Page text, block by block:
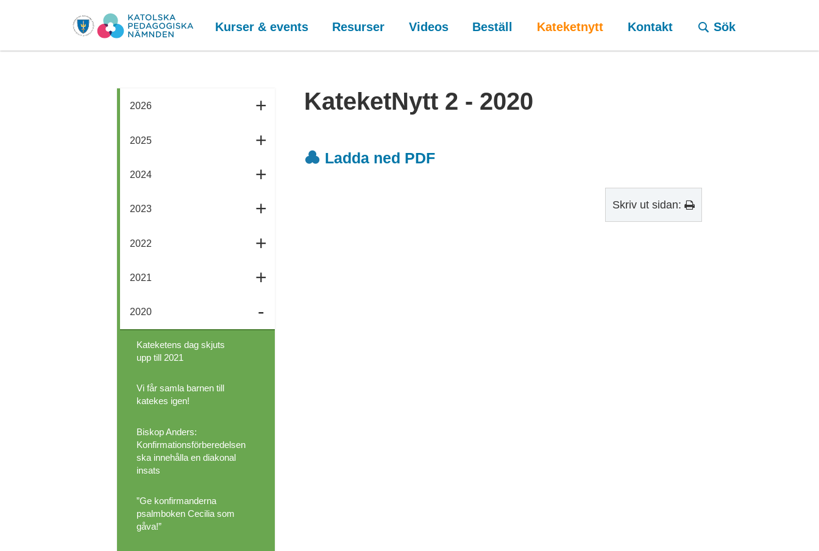
Kurser & events Resurser Videos Beställ Kateketnytt Kontakt Sök
2026
2025
2024
2023
2022
2021
2020
Kateketens dag skjuts
upp till 2021
Vi får samla barnen till
katekes igen!
Biskop Anders:
Konfirmationsförberedelsen
ska innehålla en diakonal
insats
”Ge konfirmanderna
psalmboken Cecilia som
gåva!”
KateketNytt 2 - 2020
Ladda ned PDF
Skriv ut sidan: